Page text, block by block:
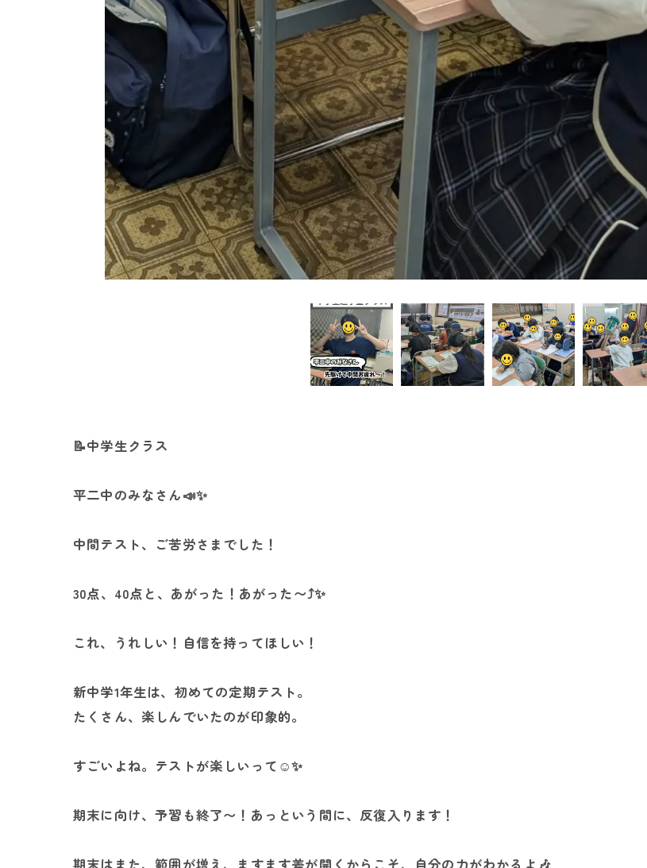
📝中学生クラス
平二中のみなさん📣✨
中間テスト、ご苦労さまでした！
30点、40点と、あがった！あがった〜⤴️✨
これ、うれしい！自信を持ってほしい！
新中学1年生は、初めての定期テスト。
たくさん、楽しんでいたのが印象的。
すごいよね。テストが楽しいって☺✨
期末に向け、予習も終了〜！あっという間に、反復入ります！
期末はまた、範囲が増え、ますます差が開くからこそ、自分の力がわかるよ🎶